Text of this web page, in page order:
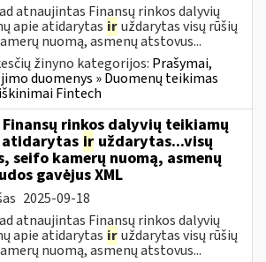
atnaujintas Finansų rinkos dalyvių
apie atidarytas iruždarytas visų rūšių
nuomą, asmenų atstovus...
žinyno kategorijos: Prašymai,
duomenys » Duomenų teikimas
Fintech
rinkos dalyvių teikiamų
atidarytas ir uždarytas...visų
seifo kamerų nuomą, asmenų
gavėjus XML
2025-09-18
atnaujintas Finansų rinkos dalyvių
apie atidarytas iruždarytas visų rūšių
nuomą, asmenų atstovus...